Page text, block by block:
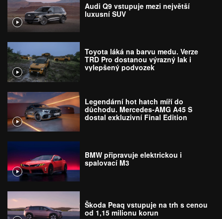
Audi Q9 vstupuje mezi největší
luxusní SUV
Toyota láká na barvu medu. Verze
TRD Pro dostanou výrazný lak i
vylepšený podvozek
Legendární hot hatch míří do
důchodu. Mercedes-AMG A45 S
dostal exkluzivní Final Edition
BMW připravuje elektrickou i
spalovací M3
Škoda Peaq vstupuje na trh s cenou
od 1,15 milionu korun